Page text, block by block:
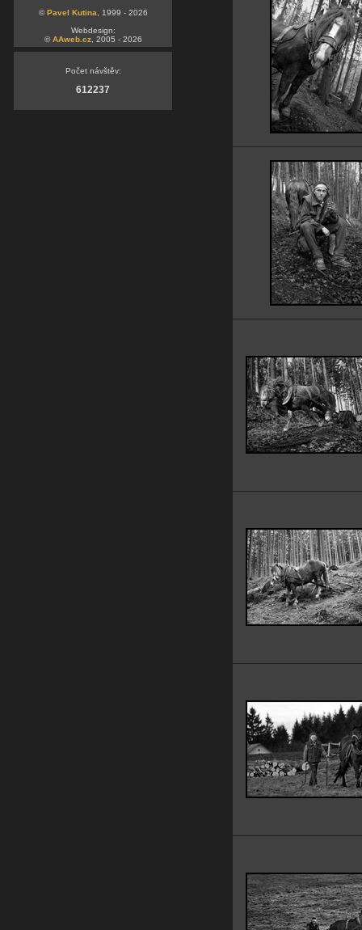
©Pavel Kutina , 1999 - 2026
Webdesign:
©AAweb.cz, 2005 - 2026
Počet návštěv:
612237